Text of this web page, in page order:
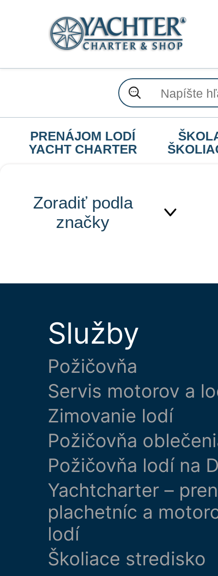
PRENÁJOM LODÍ
YACHT CHARTER
Zoradiť podla
značky
Služby
Požičovňa
Servis motorov a
Zimovanie lodí
Požičovňa
Požičovňa lodí na
Yachtcharter –
plachetníc a
lodí
Školiace stredisko